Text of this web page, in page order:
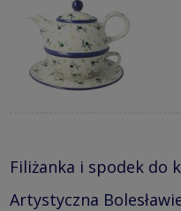
Filiżanka i spodek do
Artystyczna